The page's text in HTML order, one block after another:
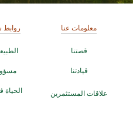
معلومات عنا
قصتنا
قيادتنا
علاقات المستثمرين
روابط
الحياة